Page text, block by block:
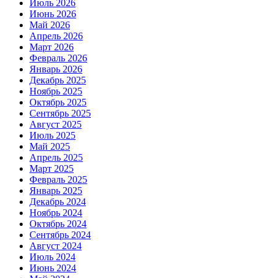
Июль 2026
Июнь 2026
Май 2026
Апрель 2026
Март 2026
Февраль 2026
Январь 2026
Декабрь 2025
Ноябрь 2025
Октябрь 2025
Сентябрь 2025
Август 2025
Июль 2025
Май 2025
Апрель 2025
Март 2025
Февраль 2025
Январь 2025
Декабрь 2024
Ноябрь 2024
Октябрь 2024
Сентябрь 2024
Август 2024
Июль 2024
Июнь 2024